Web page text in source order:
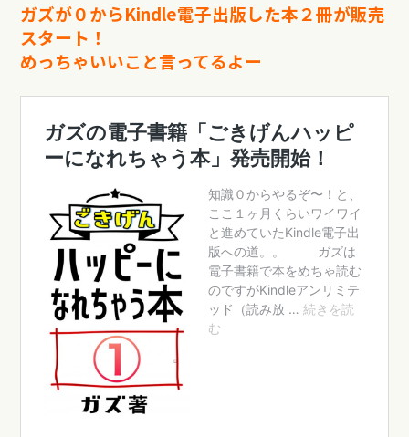
ガズが０からKindle電子出版した本２冊が販売
スタート！
めっちゃいいこと言ってるよー